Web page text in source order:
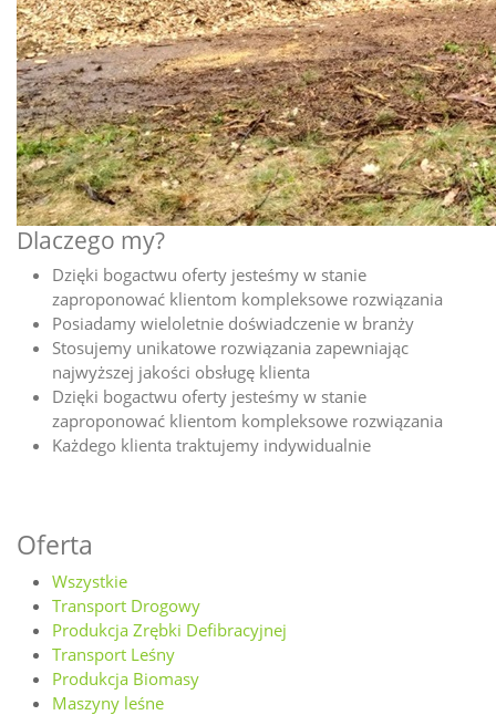
Dlaczego my?
Dzięki bogactwu oferty jesteśmy w stanie
zaproponować klientom kompleksowe rozwiązania
Posiadamy wieloletnie doświadczenie w branży
Stosujemy unikatowe rozwiązania zapewniając
najwyższej jakości obsługę klienta
Dzięki bogactwu oferty jesteśmy w stanie
zaproponować klientom kompleksowe rozwiązania
Każdego klienta traktujemy indywidualnie
Oferta
Wszystkie
Transport Drogowy
Produkcja Zrębki Defibracyjnej
Transport Leśny
Produkcja Biomasy
Maszyny leśne